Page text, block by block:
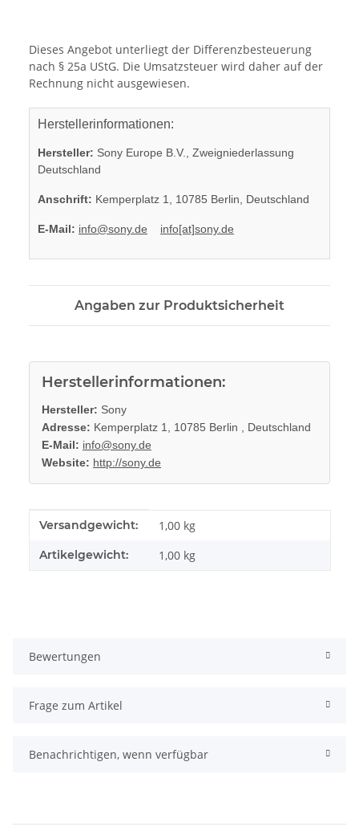
Dieses Angebot unterliegt der Differenzbesteuerung
nach § 25a UStG. Die Umsatzsteuer wird daher auf der
Rechnung nicht ausgewiesen.
Herstellerinformationen:
Hersteller: Sony Europe B.V., Zweigniederlassung
Deutschland
Anschrift: Kemperplatz 1, 10785 Berlin, Deutschland
E-Mail: info@sony.de info[at]sony.de
Angaben zur Produktsicherheit
Herstellerinformationen:
Hersteller: Sony
Adresse: Kemperplatz 1, 10785 Berlin , Deutschland
E-Mail: info@sony.de
Website: http://sony.de
Produkteigenschaft
Wert
Versandgewicht: 1,00 kg
Artikelgewicht: 1,00 kg
Bewertungen
Frage zum Artikel
Benachrichtigen, wenn verfügbar